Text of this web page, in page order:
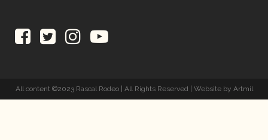
All content ©2023 Rascal Rodeo | All Rights Reserved | Website by Artmil